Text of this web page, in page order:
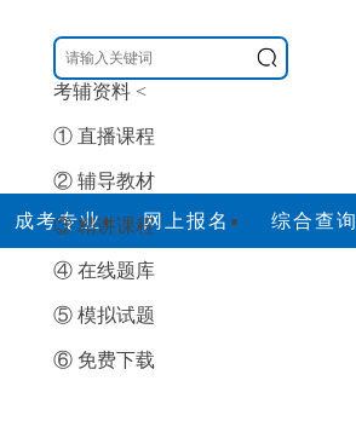
考辅资料 <
① 直播课程
② 辅导教材
③ 精讲课程
④ 在线题库
⑤ 模拟试题
⑥ 免费下载
成考专业 网上报名
综合查询